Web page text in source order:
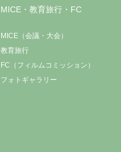
MICE・教育旅行・FC
MICE（会議・大会）
教育旅行
FC（フィルムコミッション）
フォトギャラリー